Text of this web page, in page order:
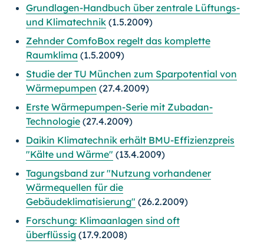
Grundlagen-Handbuch über zentrale Lüftungs-
und Klimatechnik (1.5.2009)
Zehnder ComfoBox regelt das komplette
Raumklima (1.5.2009)
Studie der TU München zum Sparpotential von
Wärmepumpen (27.4.2009)
Erste Wärmepumpen-Serie mit Zubadan-
Technologie (27.4.2009)
Daikin Klimatechnik erhält BMU-Effizienzpreis
"Kälte und Wärme" (13.4.2009)
Tagungsband zur "Nutzung vorhandener
Wärmequellen für die
Gebäudeklimatisierung" (26.2.2009)
Forschung: Klimaanlagen sind oft
überflüssig (17.9.2008)